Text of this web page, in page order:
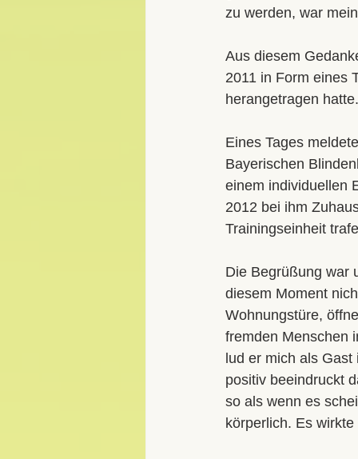
zu werden, war
Aus diesem
2011 in Form eines
herangetragen hatte.
Eines Tages
Bayerischen
einem individuellen
2012 bei ihm
Trainingseinheit
Die Begrüßung war
diesem Moment
Wohnungstüre,
fremden Menschen
lud er mich als
positiv beeindruckt
so als wenn es
körperlich. Es